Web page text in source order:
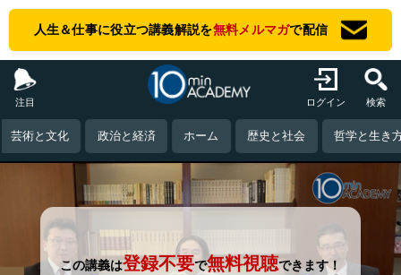
人生＆仕事に役立つ講義解説を無料メルマガで配信
注目 ログイン 検索
芸術と文化 政治と経済 ホーム 歴史と社会 哲学と生き
この講義は登録不要で無料視聴できます！